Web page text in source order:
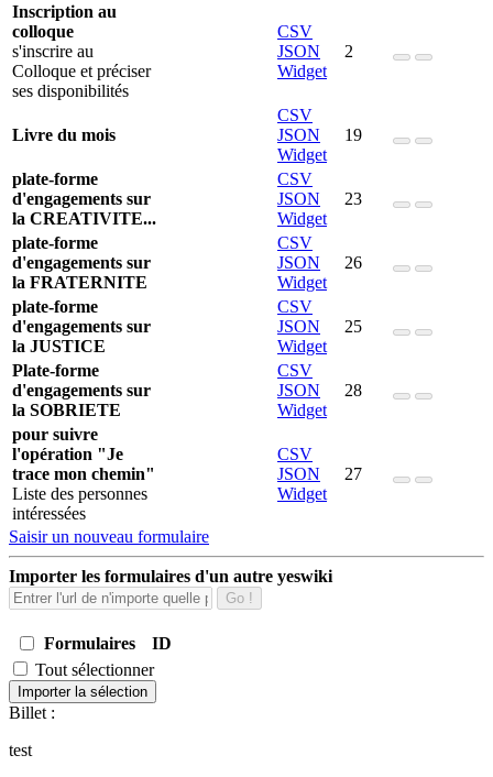
Inscription au
colloque
s'inscrire au
Colloque et préciser
ses disponibilités
CSV
JSON
Widget
2
Livre du mois
CSV
JSON
Widget
19
plate-forme
d'engagements sur
la CREATIVITE...
CSV
JSON
Widget
23
plate-forme
d'engagements sur
la FRATERNITE
CSV
JSON
Widget
26
plate-forme
d'engagements sur
la JUSTICE
CSV
JSON
Widget
25
Plate-forme
d'engagements sur
la SOBRIETE
CSV
JSON
Widget
28
pour suivre
l'opération "Je
trace mon chemin"
Liste des personnes
intéressées
CSV
JSON
Widget
27
Saisir un nouveau formulaire
Importer les formulaires d'un autre yeswiki
Go !
Formulaires
ID
Tout sélectionner
Importer la sélection
Billet :
test